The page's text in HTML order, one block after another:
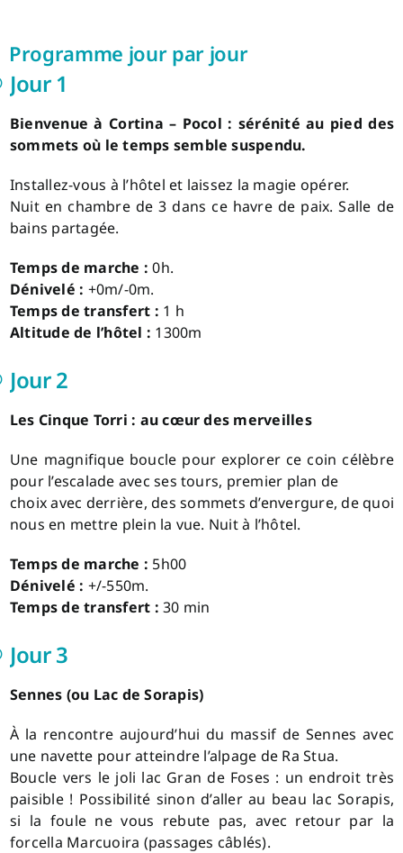
Programme jour par jour
Jour 1
Bienvenue à Cortina – Pocol : sérénité au pied des
sommets où le temps semble suspendu.
Installez-vous à l’hôtel et laissez la magie opérer.
Nuit en chambre de 3 dans ce havre de paix. Salle de
bains partagée.
Temps de marche : 0h.
Dénivelé : +0m/-0m.
Temps de transfert : 1 h
Altitude de l’hôtel : 1300m
Jour 2
Les Cinque Torri : au cœur des merveilles
Une magnifique boucle pour explorer ce coin célèbre
pour l’escalade avec ses tours, premier plan de
choix avec derrière, des sommets d’envergure, de quoi
nous en mettre plein la vue. Nuit à l’hôtel.
Temps de marche : 5h00
Dénivelé : +/-550m.
Temps de transfert : 30 min
Jour 3
Sennes (ou Lac de Sorapis)
À la rencontre aujourd’hui du massif de Sennes avec
une navette pour atteindre l’alpage de Ra Stua.
Boucle vers le joli lac Gran de Foses : un endroit très
paisible ! Possibilité sinon d’aller au beau lac Sorapis,
si la foule ne vous rebute pas, avec retour par la
forcella Marcuoira (passages câblés).